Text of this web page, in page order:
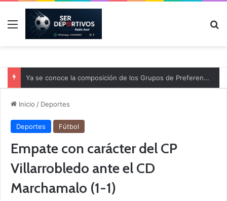
Menú
Ya se conoce la composición de los Grupos de Preferente y el calendario
Inicio / Deportes
Deportes Fútbol
Empate con carácter del CP
Villarrobledo ante el CD
Marchamalo (1-1)